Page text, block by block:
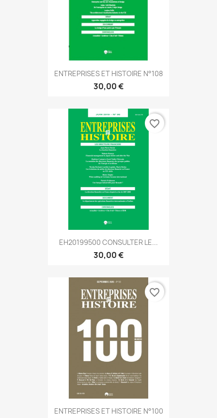
ENTREPRISES ET HISTOIRE N°108
30,00 €
EH20199500 CONSULTER LE...
30,00 €
favorite_border
ENTREPRISES ET HISTOIRE N°100
favorite_border